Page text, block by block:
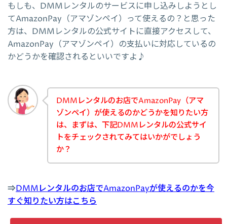
もしも、DMMレンタルのサービスに申し込みしようとし
てAmazonPay（アマゾンペイ）って使えるの？と思った
方は、DMMレンタルの公式サイトに直接アクセスして、
AmazonPay（アマゾンペイ）の支払いに対応しているの
かどうかを確認されるといいですよ♪
DMMレンタルのお店でAmazonPay（アマ
ゾンペイ）が使えるのかどうかを知りたい方
は、まずは、下記DMMレンタルの公式サイ
トをチェックされてみてはいかがでしょう
か？
⇒DMMレンタルのお店でAmazonPayが使えるのかを今
すぐ知りたい方はこちら